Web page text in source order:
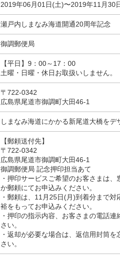
2019年06月01日(土)〜2019年11月30
瀬戸内しまなみ海道開通20周年記念
御調郵便局
【平日】9：00～17：00
土曜・日曜・休日お取扱いしません。
〒722-0342
広島県尾道市御調町大田46-1
しまなみ海道にかかる新尾道大橋をデ
【郵頼送付先】
〒722-0342
広島県尾道市御調町大田46-1
御調郵便局 記念押印担当あて
・押印サービスご希望のお客さまは
か郵頼にてお申込みください。
・郵頼は、11月25日(月)到着分まで
裕をもってお申込みください。
・押印の指示内容、お客さまの電話
さい。
・返却が必要な場合は、返信用封筒
さい。